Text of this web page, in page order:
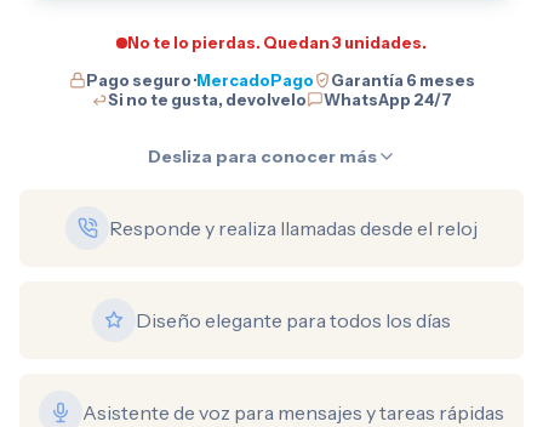
No te lo pierdas. Quedan 3 unidades.
Pago seguro ·MercadoPago
Garantía 6 meses
Si no te gusta, devolvelo
WhatsApp 24/7
Desliza para conocer más
Responde y realiza llamadas desde el reloj
Diseño elegante para todos los días
Asistente de voz para mensajes y tareas rápidas